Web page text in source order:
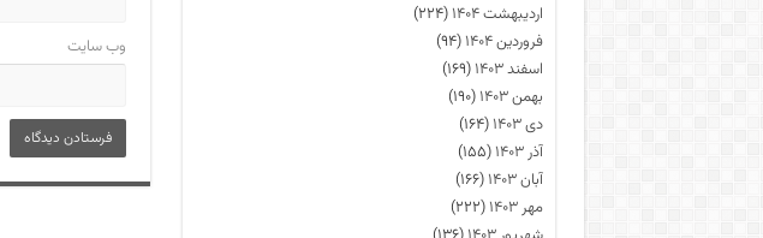
وب‌ سایت
اردیبهشت ۱۴۰۴
(۲۲۴)
فروردین ۱۴۰۴
(۹۴)
اسفند ۱۴۰۳
(۱۶۹)
بهمن ۱۴۰۳
(۱۹۰)
دی ۱۴۰۳
(۱۶۴)
آذر ۱۴۰۳
(۱۵۵)
آبان ۱۴۰۳
(۱۶۶)
مهر ۱۴۰۳
(۲۲۲)